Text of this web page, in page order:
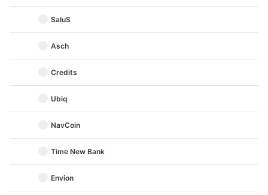
SaluS
Asch
Credits
Ubiq
NavCoin
Time New Bank
Envion